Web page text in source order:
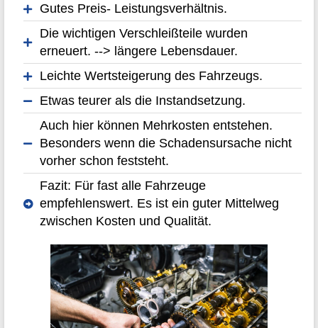
Gutes Preis- Leistungsverhältnis.
Die wichtigen Verschleißteile wurden
erneuert. --> längere Lebensdauer.
Leichte Wertsteigerung des Fahrzeugs.
Etwas teurer als die Instandsetzung.
Auch hier können Mehrkosten entstehen.
Besonders wenn die Schadensursache nicht
vorher schon feststeht.
Fazit: Für fast alle Fahrzeuge
empfehlenswert. Es ist ein guter Mittelweg
zwischen Kosten und Qualität.